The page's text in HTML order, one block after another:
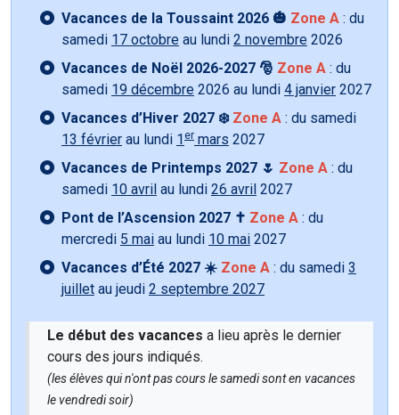
Vacances de la Toussaint 2026 🎃 Zone A : du
samedi 17 octobre au lundi 2 novembre 2026
Vacances de Noël 2026-2027 🎅 Zone A : du
samedi 19 décembre 2026 au lundi 4 janvier 2027
Vacances d’Hiver 2027 ❄️ Zone A : du samedi
13 février au lundi 1 er mars 2027
Vacances de Printemps 2027 🌷 Zone A : du
samedi 10 avril au lundi 26 avril 2027
Pont de l’Ascension 2027 ✝️ Zone A : du
mercredi 5 mai au lundi 10 mai 2027
Vacances d’Été 2027 ☀️ Zone A : du samedi 3
juillet au jeudi 2 septembre 2027
Le début des vacances a lieu après le dernier
cours des jours indiqués.
(les élèves qui n'ont pas cours le samedi sont en vacances
le vendredi soir)